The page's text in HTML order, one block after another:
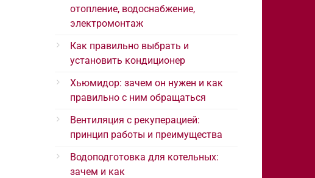
отопление, водоснабжение,
электромонтаж
Как правильно выбрать и
установить кондиционер
Хьюмидор: зачем он нужен и как
правильно с ним обращаться
Вентиляция с рекуперацией:
принцип работы и преимущества
Водоподготовка для котельных:
зачем и как